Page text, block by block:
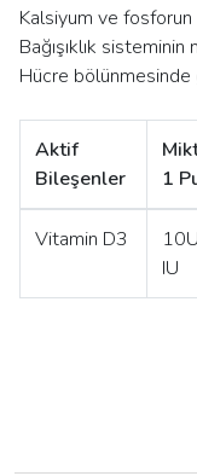
Kalsiyum ve fosforun
Bağışıklık
Hücre bölünmesinde
Aktif
Bileşenler
1
Vitamin D3
IU